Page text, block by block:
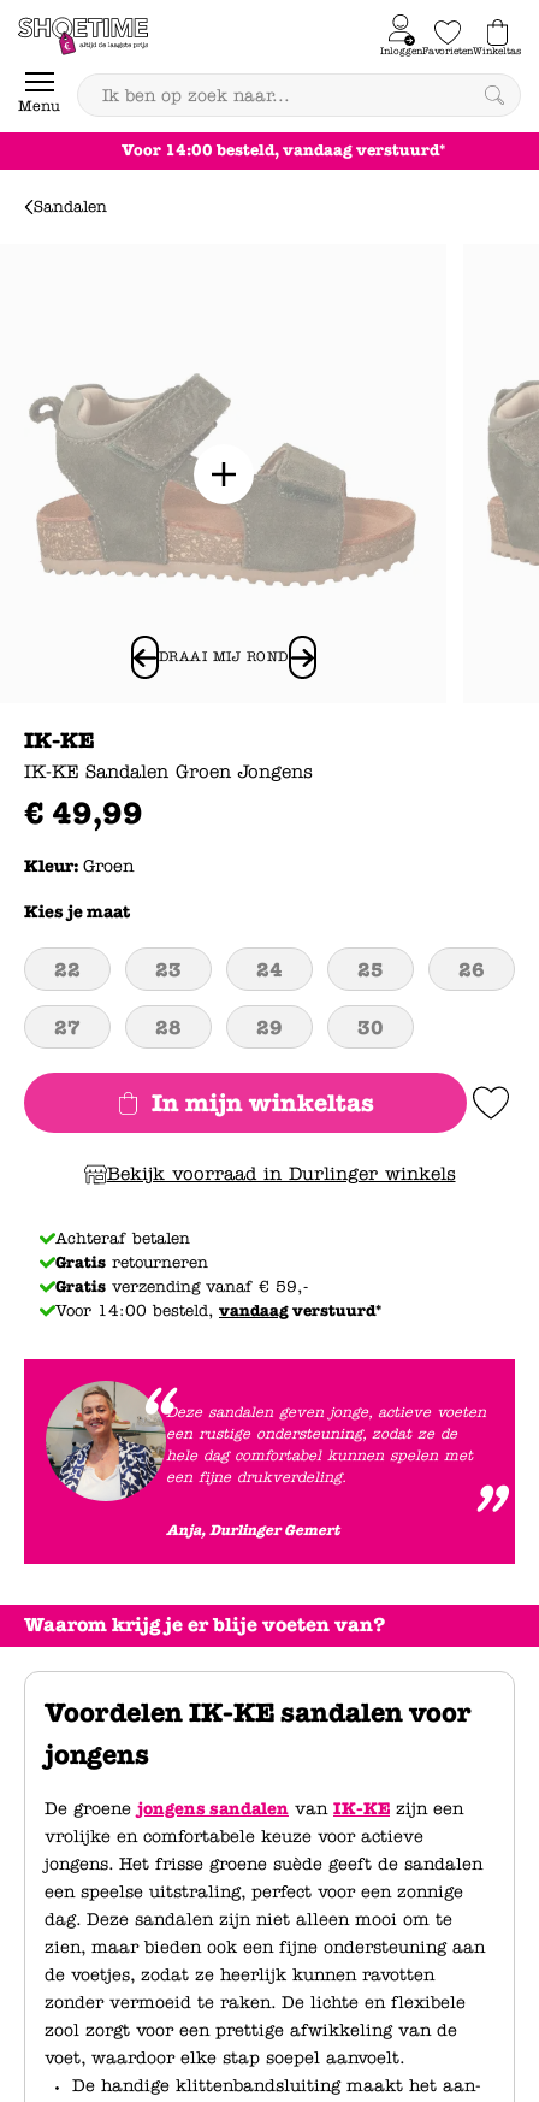
Skip to content
Menu
InloggenFavorietenWinkeltas
0
Achteraf betalen
Sandalen
DRAAI MIJ ROND
Waarom krijg je er blije voeten van?
Voordelen IK-KE sandalen voor
jongens
De groene jongens sandalen van IK-KE zijn een
vrolijke en comfortabele keuze voor actieve
jongens. Het frisse groene suède geeft de sandalen
een speelse uitstraling, perfect voor een zonnige
dag. Deze sandalen zijn niet alleen mooi om te
zien, maar bieden ook een fijne ondersteuning aan
de voetjes, zodat ze heerlijk kunnen ravotten
zonder vermoeid te raken. De lichte en flexibele
zool zorgt voor een prettige afwikkeling van de
voet, waardoor elke stap soepel aanvoelt.
De handige klittenbandsluiting maakt het aan-
IK-KE
IK-KE Sandalen Groen Jongens
€ 49,99
Kleur: Groen
Kies je maat
22 23 24 25 26
27 28 29 30
In mijn winkeltas Add to
Bekijk voorraad in Durlinger winkels
Achteraf betalen
Gratis retourneren
Gratis verzending vanaf € 59,-
Voor 14:00 besteld, vandaagverstuurd*
Deze sandalen geven jonge, actieve voeten
een rustige ondersteuning, zodat ze de
hele dag comfortabel kunnen spelen met
een fijne drukverdeling.
Anja, Durlinger Gemert